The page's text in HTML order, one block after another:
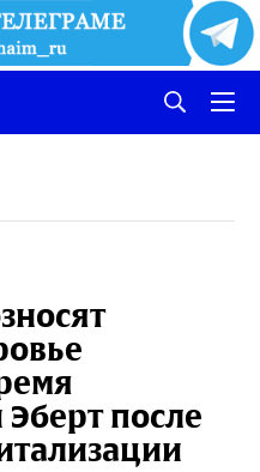
после